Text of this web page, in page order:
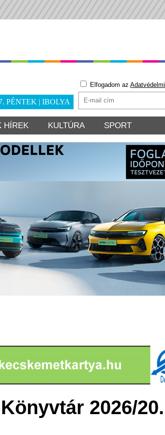
PÉNTEK | IBOLYA
Elfogadom az
HÍREK KULTÚRA SPORT
2026/